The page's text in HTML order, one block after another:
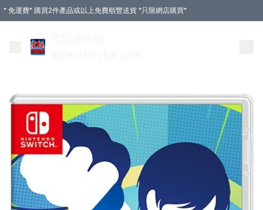
* 免運費* 購買2件產品或以上免費順豐送貨 *只限網店購買*